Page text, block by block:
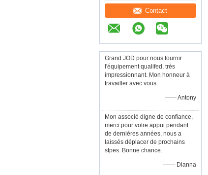
Contact
Grand JOD pour nous fournir
l'équipement qualifed, très
impressionnant. Mon honneur à
travailler avec vous.
—— Antony
Mon associé digne de confiance,
merci pour votre appui pendant
de dernières années, nous a
laissés déplacer de prochains
stpes. Bonne chance.
—— Dianna